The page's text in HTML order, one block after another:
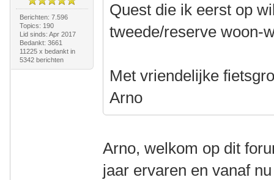
Berichten: 7.596
Topics: 190
Lid sinds: Apr 2017
Bedankt: 3661
11225 x bedankt in
5342 berichten
Quest die ik eerst op
tweede/reserve woon-
Met vriendelijke
Arno
Arno, welkom op dit
jaar ervaren en vanaf